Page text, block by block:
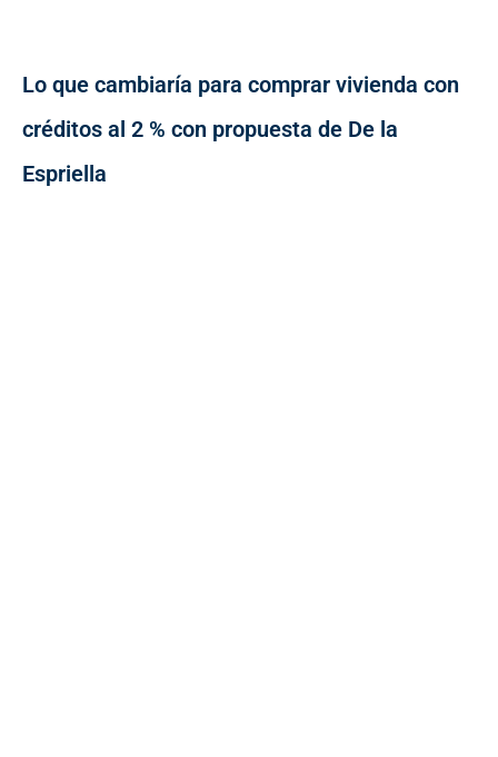
Lo que cambiaría para comprar vivienda con
créditos al 2 % con propuesta de De la
Espriella